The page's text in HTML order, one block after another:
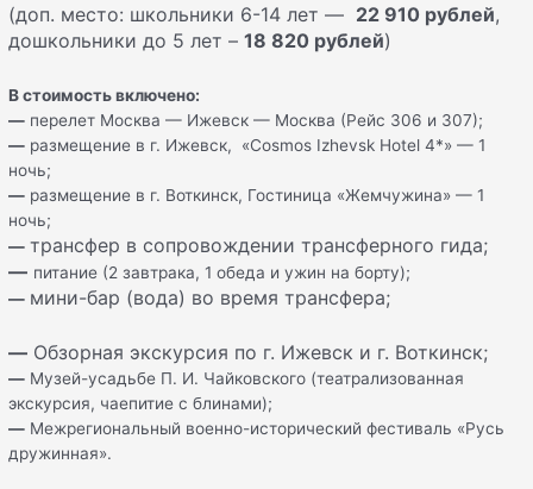
(доп. место: школьники 6-14 лет — 22 910 рублей,
дошкольники до 5 лет –18 820 рублей)
В стоимость включено:
— перелет Москва — Ижевск — Москва (Рейс 306 и 307);
— размещение в г. Ижевск, «Cosmos Izhevsk Hotel 4*» — 1
ночь;
— размещение в г. Воткинск, Гостиница «Жемчужина» — 1
ночь;
— трансфер в сопровождении трансферного гида;
— питание (2 завтрака, 1 обеда и ужин на борту);
— мини-бар (вода) во время трансфера;
— Обзорная экскурсия по г. Ижевск и г. Воткинск;
— Музей-усадьбе П. И. Чайковского (театрализованная
экскурсия, чаепитие с блинами);
— Межрегиональный военно-исторический фестиваль «Русь
дружинная».